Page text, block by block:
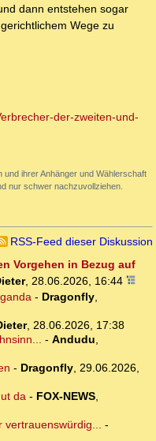
dann entstehen sogar
Wege zu
der-zweiten-und-
ihrer Anhänger und Wählerschaft
nur schwer nachzuvollziehen.
RSS-Feed dieser Diskussion
Vorgehen in Bezug auf
, 28.06.2026, 16:44
- Dragonfly,
, 28.06.2026, 17:38
- Andudu,
- Dragonfly, 29.06.2026,
da- FOX-NEWS,
vertrauenswürdig... -